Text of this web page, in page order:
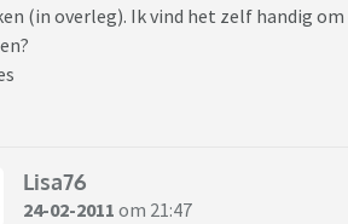
(in overleg). Ik vind het zelf handig
Lisa76
24-02-2011 om 21:47